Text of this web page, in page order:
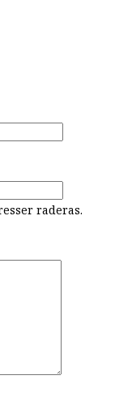
raderas.